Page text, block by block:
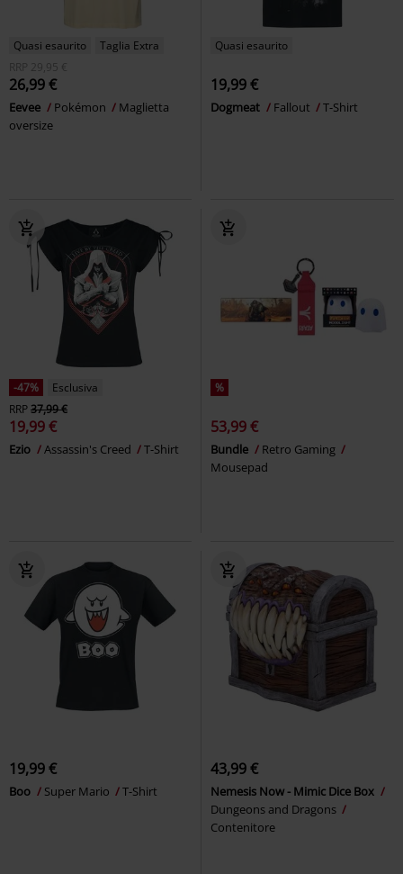
Quasi esaurito
Taglia Extra
RRP
29,95 €
26,99 €
Eevee Pokémon
Maglietta
oversize
Quasi esaurito
19,99 €
Dogmeat Fallout T-Shirt
-47%
Esclusiva
RRP37,99 €
19,99 €
Ezio Assassin's Creed T-Shirt
%
53,99 €
Bundle
Retro Gaming
Mousepad
19,99 €
Boo Super Mario T-Shirt
43,99 €
Nemesis Now - Mimic Dice Box
Dungeons and Dragons
Contenitore